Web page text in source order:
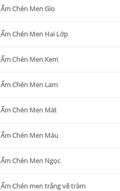
Ấm Chén Men Gio
Ấm Chén Men Hai Lớp
Ấm Chén Men Kem
Ấm Chén Men Lam
Ấm Chén Men Mát
Ấm Chén Men Màu
Ấm Chén Men Ngọc
Ấm Chén men trắng vẽ tràm